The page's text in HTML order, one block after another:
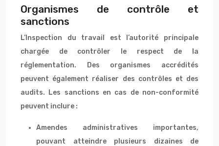
Organismes de contrôle et
sanctions
L’Inspection du travail est l’autorité principale
chargée de contrôler le respect de la
réglementation. Des organismes accrédités
peuvent également réaliser des contrôles et des
audits. Les sanctions en cas de non-conformité
peuvent inclure :
Amendes administratives importantes,
pouvant atteindre plusieurs dizaines de